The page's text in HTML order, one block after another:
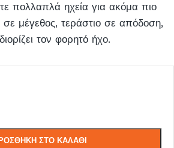
πολλαπλά ηχεία για ακόμα πιο
μέγεθος, τεράστιο σε απόδοση,
τον φορητό ήχο.
ΣΤΟ ΚΑΛΆΘΙ